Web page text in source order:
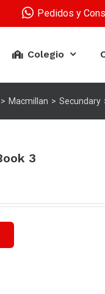
Pedidos y
Colegio
> Macmillan > Secundary
3